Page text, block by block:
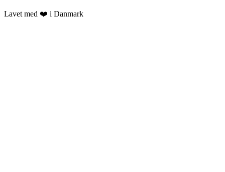
Lavet med ❤️ i Danmark